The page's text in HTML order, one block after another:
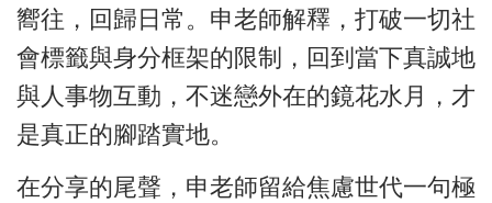
嚮往，回歸日常。申老師解釋，打破一切社
會標籤與身分框架的限制，回到當下真誠地
與人事物互動，不迷戀外在的鏡花水月，才
是真正的腳踏實地。
在分享的尾聲，申老師留給焦慮世代一句極